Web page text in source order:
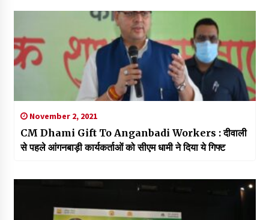
November 2, 2021
CM Dhami Gift To Anganbadi Workers : दीवाली
से पहले आंगनबाड़ी कार्यकर्ताओं को सीएम धामी ने दिया ये गिफ्ट